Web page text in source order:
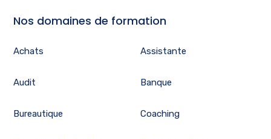
Nos domaines de formation
Achats Assistante
Audit Banque
Bureautique Coaching